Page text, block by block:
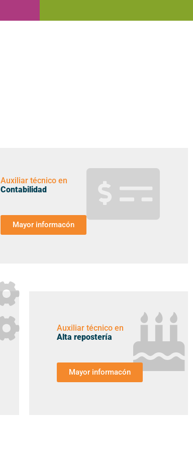
Auxiliar técnico en
Contabilidad
Mayor informacón
Auxiliar técnico en
Alta repostería
Mayor informacón